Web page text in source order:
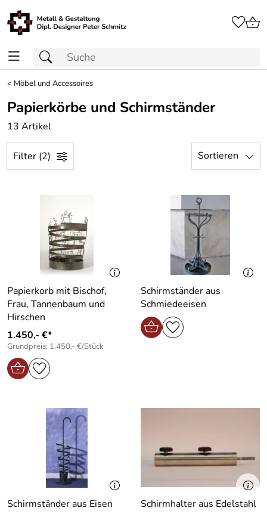
< Möbel und Accessoires
Papierkörbe und Schirmständer
13 Artikel
Filter (2) Sortieren
Papierkorb mit Bischof,
Frau, Tannenbaum und
Hirschen
1.450,- €*
Grundpreis: 1.450,- €/Stück
Schirmständer aus
Schmiedeeisen
Schirmständer aus Eisen Schirmhalter aus Edelstahl